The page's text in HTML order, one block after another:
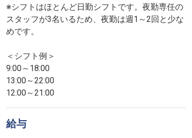
※シフトはほとんど日勤シフトです。夜勤専任の
スタッフが3名いるため、夜勤は週1～2回と少な
めです。
＜シフト例＞
9:00～18:00
13:00～22:00
12:00～21:00
給与